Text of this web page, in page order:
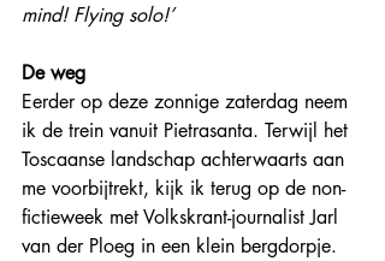
mind! Flying solo!’
De weg
Eerder op deze zonnige zaterdag neem
ik de trein vanuit Pietrasanta. Terwijl het
Toscaanse landschap achterwaarts aan
me voorbijtrekt, kijk ik terug op de non-
fictieweek met Volkskrant-journalist Jarl
van der Ploeg in een klein bergdorpje.